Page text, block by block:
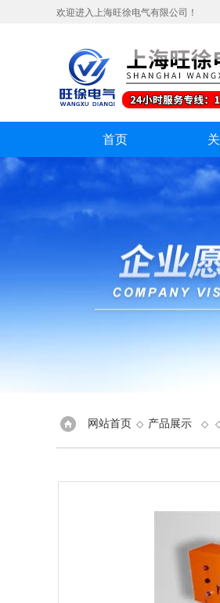
欢迎进入上海旺徐电气有限公司！
首页
网站首页 ◇ 产品展示 ◇